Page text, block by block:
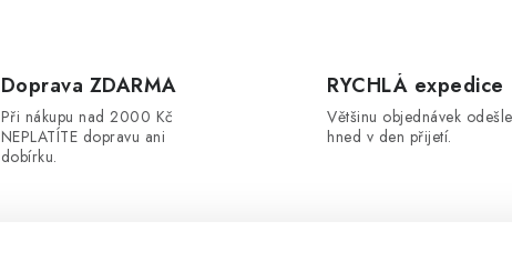
Doprava ZDARMA
Při nákupu nad 2000 Kč
NEPLATÍTE dopravu ani
dobírku.
RYCHLÁ expedice
Většinu objednávek
hned v den přijetí.